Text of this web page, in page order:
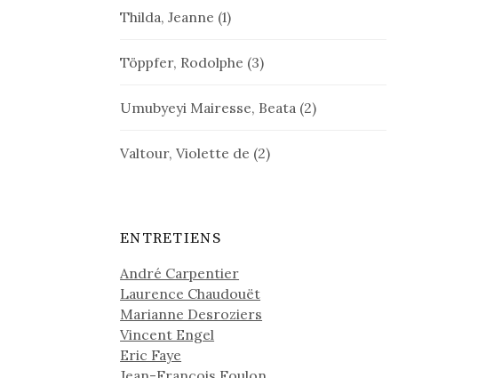
Thilda, Jeanne (1)
Töppfer, Rodolphe (3)
Umubyeyi Mairesse, Beata (2)
Valtour, Violette de (2)
ENTRETIENS
André Carpentier
Laurence Chaudouët
Marianne Desroziers
Vincent Engel
Eric Faye